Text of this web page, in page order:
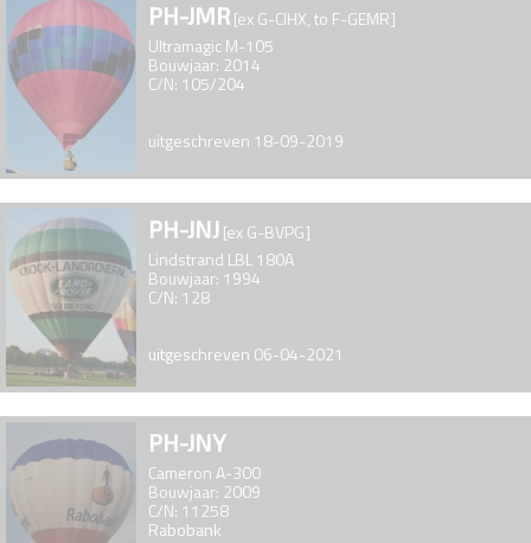
PH-JMR[ex G-CIHX, to F-GEMR]
Ultramagic M-105
Bouwjaar: 2014
C/N: 105/204
uitgeschreven 18-09-2019
PH-JNJ[ex G-BVPG]
Lindstrand LBL 180A
Bouwjaar: 1994
C/N: 128
uitgeschreven 06-04-2021
PH-JNY
Cameron A-300
Bouwjaar: 2009
C/N: 11258
Rabobank